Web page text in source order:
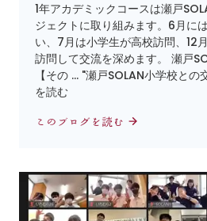
1年アカデミックコースは瀬戸
ジェクトに取り組みます。6月に
い、7月は小学生が高校訪問、12
訪問して交流を深めます。 瀬戸
【その … "瀬戸SOLAN小学校との
を読む
このブログを読む